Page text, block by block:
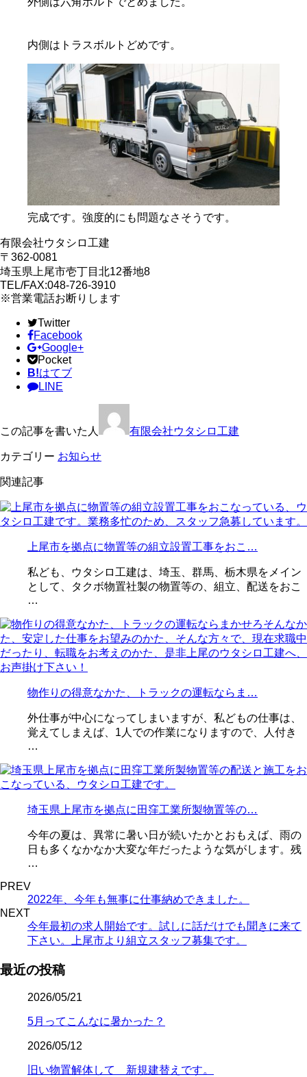
内側はトラスボルトどめです。
完成です。強度的にも問題なさそうです。
有限会社ウタシロ工建
〒362-0081
埼玉県上尾市壱丁目北12番地8
TEL/FAX:048-726-3910
※営業電話お断りします
Twitter
Facebook
Google+
Pocket
B!はてブ
LINE
この記事を書いた人 有限会社ウタシロ工建
カテゴリー お知らせ
関連記事
上尾市を拠点に物置等の組立設置工事をおこ…
私ども、ウタシロ工建は、埼玉、群馬、栃木県をメイン
として、タクボ物置社製の物置等の、組立、配送をおこ
…
物作りの得意なかた、トラックの運転ならま…
外仕事が中心になってしまいますが、私どもの仕事は、
覚えてしまえば、1人での作業になりますので、人付き
…
埼玉県上尾市を拠点に田窪工業所製物置等の…
今年の夏は、異常に暑い日が続いたかとおもえば、雨の
日も多くなかなか大変な年だったような気がします。残
…
PREV
2022年、今年も無事に仕事納めできました。
NEXT
今年最初の求人開始です。試しに話だけでも聞きに来て
下さい。上尾市より組立スタッフ募集です。
最近の投稿
2026/05/21
5月ってこんなに暑かった？
2026/05/12
旧い物置解体して 新規建替えです。